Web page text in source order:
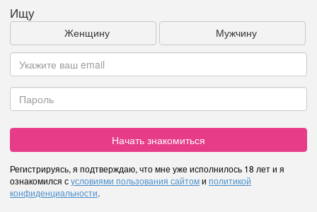
Ищу
Женщину Мужчину
Начать знакомиться
Регистрируясь, я подтверждаю, что мне уже исполнилось 18 лет и я
ознакомился сусловиями пользования сайтоми политикой
конфиденциальности.